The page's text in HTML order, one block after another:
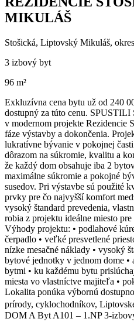
MIKULÁŠ
Stošická, Liptovský Mikuláš,
3 izbový byt
96 m²
Exkluzívna cena bytu už od 240
dostupný za túto cenu.
v modernom projekte Rezidencie
fáze výstavby a dokončenia.
lukratívne bývanie v pokojnej
dôrazom na súkromie, kvalitu a
že každý dom obsahuje iba 2
maximálne súkromie a pokojné
susedov. Pri výstavbe sú použité
prvky pre čo najvyšší komfort
vysoký štandard prevedenia,
robia z projektu ideálne miesto
Výhody projektu: •⁠ ⁠podlahové
čerpadlo •⁠ ⁠veľké presvetlené
⁠nízke mesačné náklady •⁠ ⁠vysoký
bytové jednotky v jednom dome •⁠
bytmi •⁠ ⁠ku každému bytu
miesta vo vlastníctve majiteľa •⁠
Lokalita ponúka výbornú
prírody, cyklochodníkov,
DOM A Byt A101 – 1.NP 3-